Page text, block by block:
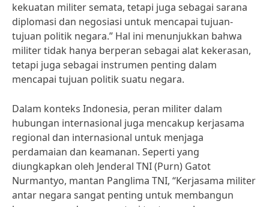
kekuatan militer semata, tetapi juga sebagai sarana
diplomasi dan negosiasi untuk mencapai tujuan-
tujuan politik negara.” Hal ini menunjukkan bahwa
militer tidak hanya berperan sebagai alat kekerasan,
tetapi juga sebagai instrumen penting dalam
mencapai tujuan politik suatu negara.
Dalam konteks Indonesia, peran militer dalam
hubungan internasional juga mencakup kerjasama
regional dan internasional untuk menjaga
perdamaian dan keamanan. Seperti yang
diungkapkan oleh Jenderal TNI (Purn) Gatot
Nurmantyo, mantan Panglima TNI, “Kerjasama militer
antar negara sangat penting untuk membangun